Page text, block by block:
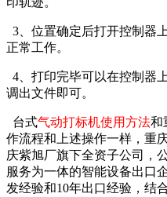
3、位置确定后打开控制器
正常工作。
4、打印完毕可以在控制器
调出文件即可。
台式气动打标机使用方法和
作流程和上述操作一样，重
庆紫旭厂旗下全资子公司，
服务为一体的智能设备出口
发经验和10年出口经验，结